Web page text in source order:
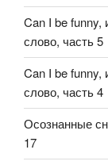
Can I be funny,
слово, часть 5
Can I be funny,
слово, часть 4
Осознанные
17